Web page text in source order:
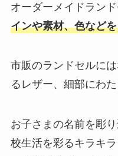
オーダーメイドラン
インや素材、色など
市販のランドセルに
るレザー、細部にわ
お子さまの名前を彫
校生活を彩るキラキ